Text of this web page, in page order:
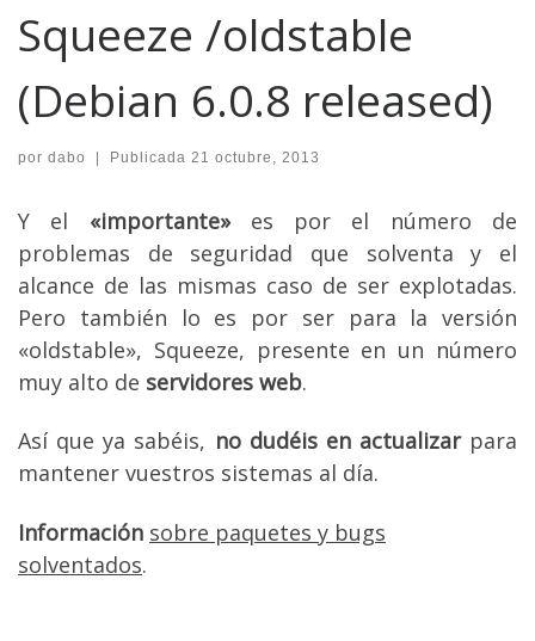
Squeeze /oldstable
(Debian 6.0.8 released)
por dabo | Publicada 21 octubre, 2013
Y el «importante»es por el número de
problemas de seguridad que solventa y el
alcance de las mismas caso de ser explotadas.
Pero también lo es por ser para la versión
«oldstable», Squeeze, presente en un número
muy alto de servidores web.
Así que ya sabéis, no dudéis en actualizarpara
mantener vuestros sistemas al día.
Información sobre paquetes y bugs
solventados.